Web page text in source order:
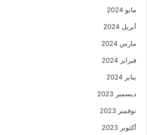
مايو 2024
أبريل 2024
مارس 2024
فبراير 2024
يناير 2024
ديسمبر 2023
نوفمبر 2023
أكتوبر 2023